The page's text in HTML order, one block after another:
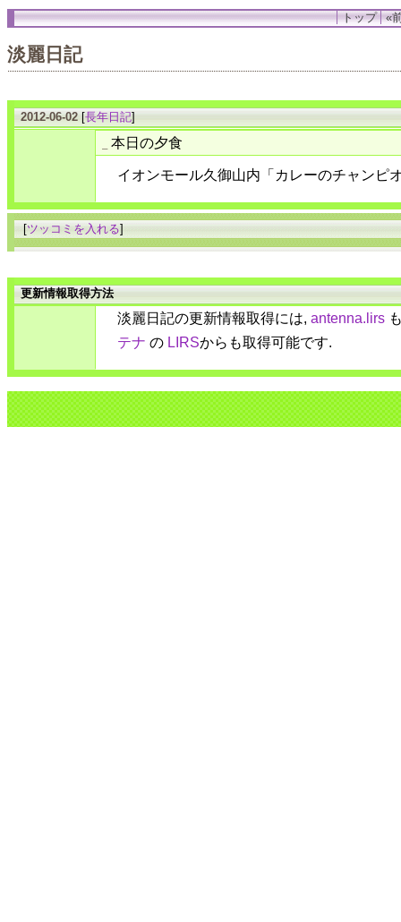
トップ «
淡麗日記
2012-06-02 [長年日記]
本日の夕食
イオンモール久御山内「カレーのチャンピ
[ツッコミを入れる]
更新情報取得方法
淡麗日記の更新情報取得には, antenna.lirs
テナ の LIRSからも取得可能です.